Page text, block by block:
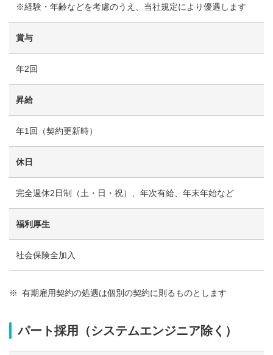
※経験・年齢などを考慮のうえ、当社規定により優遇します
賞与
年2回
昇給
年1回（契約更新時）
休日
完全週休2日制（土・日・祝）、年次有給、年末年始など
福利厚生
社会保険全加入
※ 有期雇用契約の処遇は個別の契約に則るものとします
パート採用（システムエンジニア除く）